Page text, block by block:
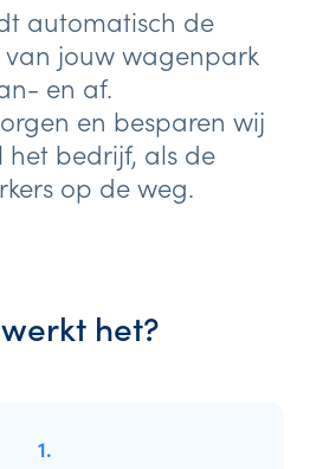
automatisch de
van jouw wagenpark
en af.
en besparen wij
het bedrijf, als de
op de weg.
het?
1.